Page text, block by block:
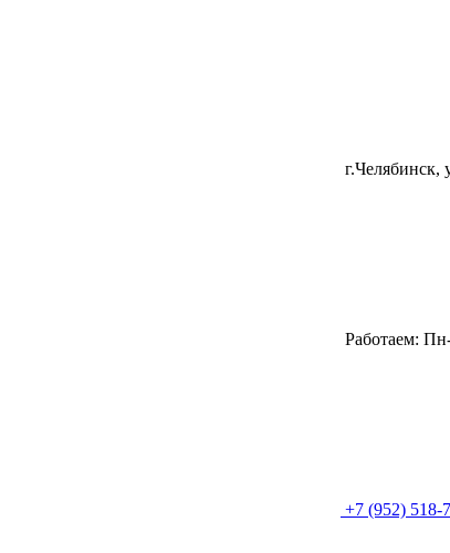
Работаем:
+7 (952) 518-